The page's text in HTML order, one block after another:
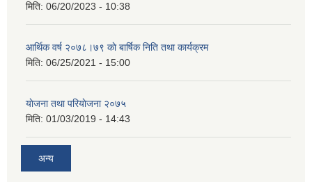
मिति: 06/20/2023 - 10:38
आर्थिक वर्ष २०७८।७९ काे बार्षिक निति तथा कार्यक्रम
मिति: 06/25/2021 - 15:00
याेजना तथा परियाेजना २०७५
मिति: 01/03/2019 - 14:43
अन्य